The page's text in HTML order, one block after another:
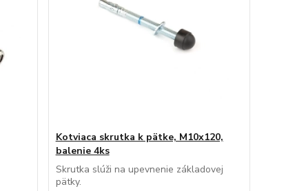
Kotviaca skrutka k pätke, M10x120,
balenie 4ks
Skrutka slúži na upevnenie základovej
pätky.